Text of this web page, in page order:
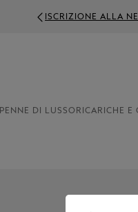
ISCRIZIONE ALLA
PENNE DI LUSSO RICARICHE E